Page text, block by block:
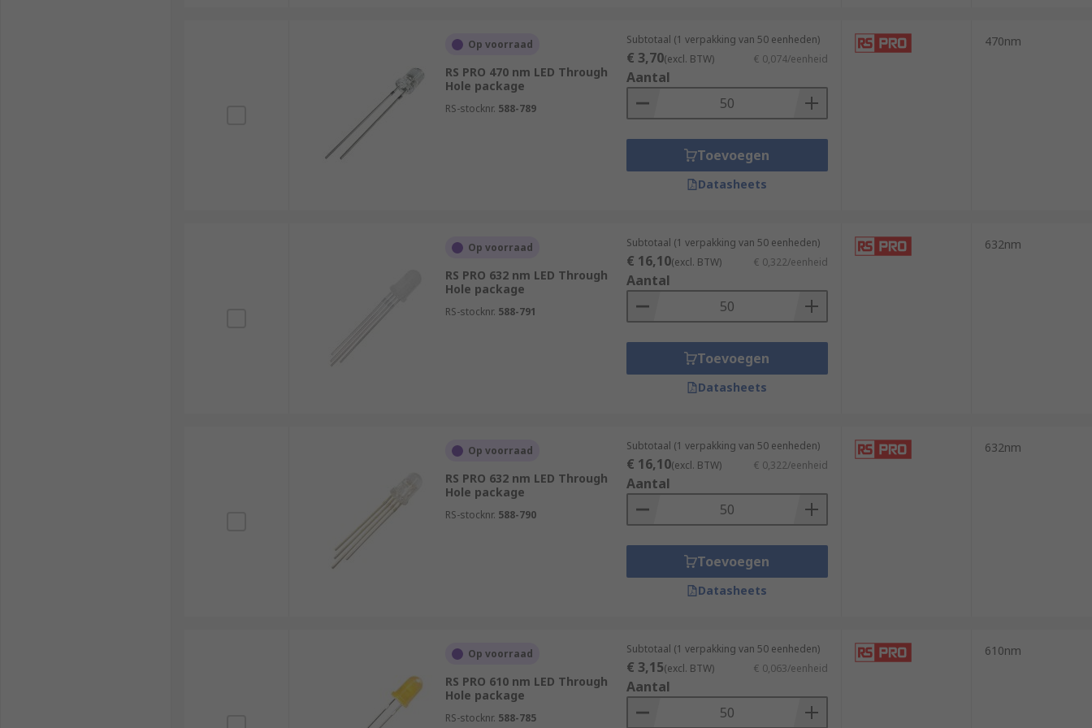
Op voorraad
RS PRO 470 nm LED Through
Hole package
RS-stocknr. 588-789
Subtotaal (1 verpakking van 50 eenheden)
€ 3,70(excl. BTW) € 0,074/eenheid
Aantal
Toevoegen
Datasheets
470nm
Op voorraad
RS PRO 632 nm LED Through
Hole package
RS-stocknr. 588-791
Subtotaal (1 verpakking van 50 eenheden)
€ 16,10(excl. BTW) € 0,322/eenheid
Aantal
Toevoegen
Datasheets
632nm
Op voorraad
RS PRO 632 nm LED Through
Hole package
RS-stocknr. 588-790
Subtotaal (1 verpakking van 50 eenheden)
€ 16,10(excl. BTW) € 0,322/eenheid
Aantal
Toevoegen
Datasheets
632nm
Op voorraad
RS PRO 610 nm LED Through
Hole package
RS-stocknr. 588-785
Subtotaal (1 verpakking van 50 eenheden)
€ 3,15(excl. BTW) € 0,063/eenheid
Aantal
610nm